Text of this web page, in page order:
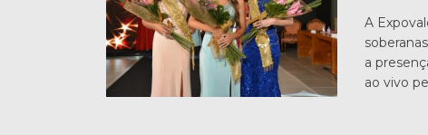
A
a
ao vivo